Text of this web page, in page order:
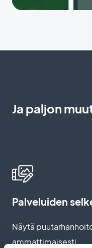
Ja paljon
Palveluiden
Näytä
ammattimaisesti